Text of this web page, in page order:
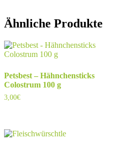
Ähnliche Produkte
Petsbest – Hähnchensticks
Colostrum 100 g
3,00€